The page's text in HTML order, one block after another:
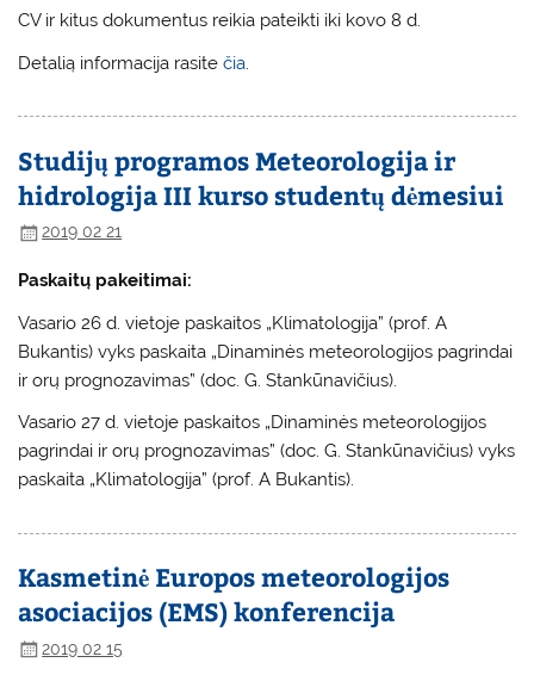
CV ir kitus dokumentus reikia pateikti iki kovo 8 d.
Detalią informacija rasite čia.
Studijų programos Meteorologija ir
hidrologija III kurso studentų dėmesiui
2019 02 21
Paskaitų pakeitimai:
Vasario 26 d. vietoje paskaitos „Klimatologija” (prof. A
Bukantis) vyks paskaita „Dinaminės meteorologijos pagrindai
ir orų prognozavimas” (doc. G. Stankūnavičius).
Vasario 27 d. vietoje paskaitos „Dinaminės meteorologijos
pagrindai ir orų prognozavimas” (doc. G. Stankūnavičius) vyks
paskaita „Klimatologija” (prof. A Bukantis).
Kasmetinė Europos meteorologijos
asociacijos (EMS) konferencija
2019 02 15